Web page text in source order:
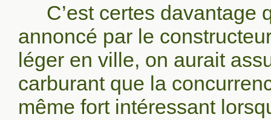
C’est certes davantage
annoncé par le
léger en ville, on aurait
carburant que la
même fort intéressant